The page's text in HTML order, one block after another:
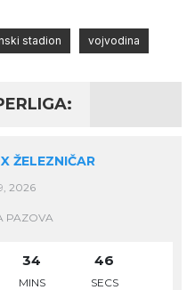
stadion vojvodina
ŽELEZNIČAR
2026
PAZOVA
34
MINS
45
SECS